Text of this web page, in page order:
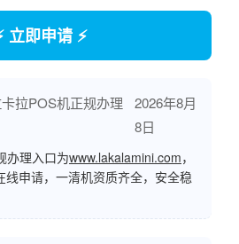
立即申请 ⚡
拉POS机正规办理
2026年8月
8日
办理入口为www.lakalamini.com，
线申请，一清机资质齐全，安全稳